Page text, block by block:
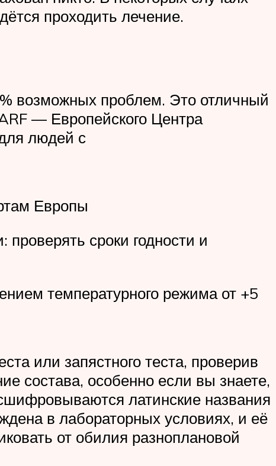
проходить лечение.
возможных проблем. Это отличный
— Европейского Центра
людей с
Европы
сроки годности и
температурного режима от +5
или запястного теста, проверив
состава, особенно если вы знаете,
латинские названия
в лабораторных условиях, и её
от обилия разноплановой